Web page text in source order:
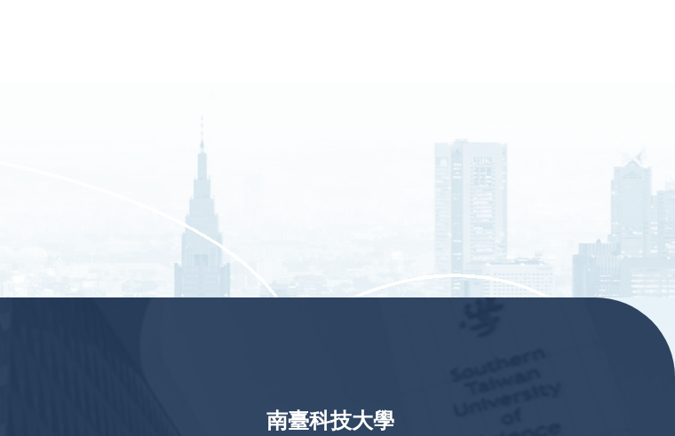
南臺科技大學